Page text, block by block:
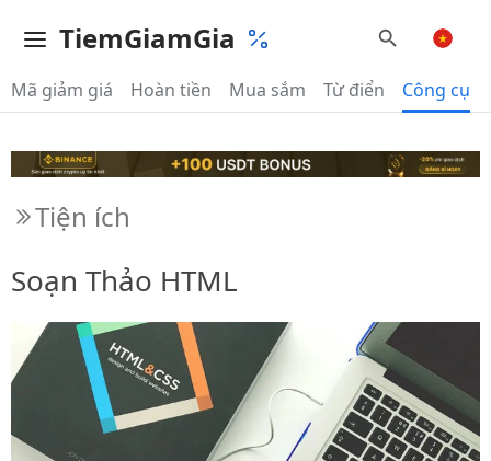
TiemGiamGia
Mã giảm giá Hoàn tiền Mua sắm Từ điển Công cụ
Tiện ích
Soạn Thảo HTML